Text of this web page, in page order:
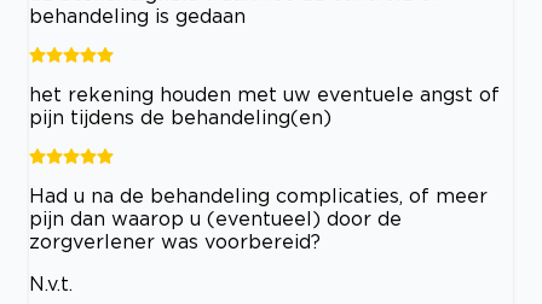
behandeling is gedaan
het rekening houden met uw eventuele angst of
pijn tijdens de behandeling(en)
Had u na de behandeling complicaties, of meer
pijn dan waarop u (eventueel) door de
zorgverlener was voorbereid?
N.v.t.